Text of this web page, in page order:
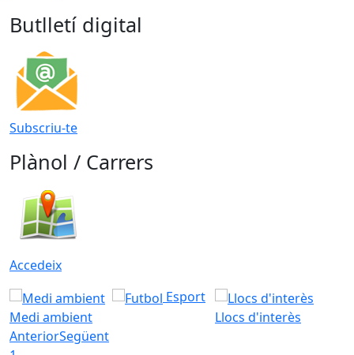
Butlletí digital
Subscriu-te
Plànol / Carrers
Accedeix
Medi ambient
Esport
Llocs d'interès
AnteriorSegüent